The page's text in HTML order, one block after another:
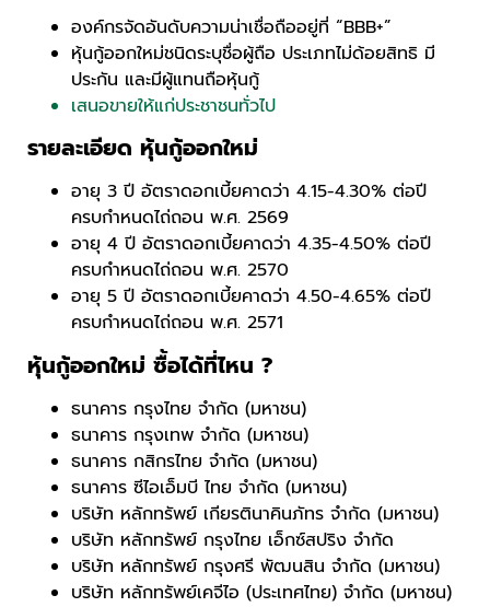
องค์กรจัดอันดับความน่าเชื่อถืออยู่ที่ “BBB+”
หุ้นกู้ออกใหม่ชนิดระบุชื่อผู้ถือ ประเภทไม่ด้อยสิทธิ มี
ประกัน และมีผู้แทนถือหุ้นกู้
เสนอขายให้แก่ประชาชนทั่วไป
รายละเอียด หุ้นกู้ออกใหม่
อายุ 3 ปี อัตราดอกเบี้ยคาดว่า 4.15-4.30% ต่อปี
ครบกำหนดไถ่ถอน พ.ศ. 2569
อายุ 4 ปี อัตราดอกเบี้ยคาดว่า 4.35-4.50% ต่อปี
ครบกำหนดไถ่ถอน พ.ศ. 2570
อายุ 5 ปี อัตราดอกเบี้ยคาดว่า 4.50-4.65% ต่อปี
ครบกำหนดไถ่ถอน พ.ศ. 2571
หุ้นกู้ออกใหม่ ซื้อได้ที่ไหน ?
ธนาคาร กรุงไทย จำกัด (มหาชน)
ธนาคาร กรุงเทพ จำกัด (มหาชน)
ธนาคาร กสิกรไทย จำกัด (มหาชน)
ธนาคาร ซีไอเอ็มบี ไทย จำกัด (มหาชน)
บริษัท หลักทรัพย์ เกียรตินาคินภัทร จำกัด (มหาชน)
บริษัท หลักทรัพย์ กรุงไทย เอ็กซ์สปริง จำกัด
บริษัท หลักทรัพย์ กรุงศรี พัฒนสิน จำกัด (มหาชน)
บริษัท หลักทรัพย์เคจีไอ (ประเทศไทย) จำกัด (มหาชน)